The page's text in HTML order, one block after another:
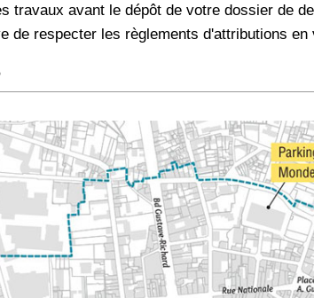
travaux avant le dépôt de votre dossier de
de respecter les règlements d'attributions en